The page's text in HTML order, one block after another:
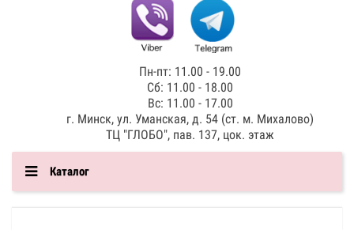
Пн-пт: 11.00 - 19.00
Сб: 11.00 - 18.00
Вс: 11.00 - 17.00
г. Минск, ул. Уманская, д. 54 (ст. м. Михалово)
ТЦ "ГЛОБО", пав. 137, цок. этаж
Каталог